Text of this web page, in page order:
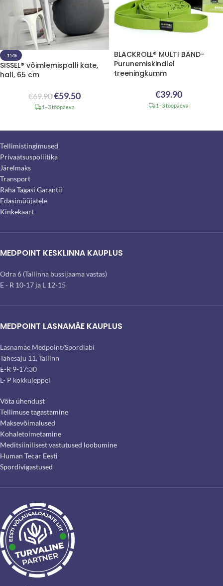
-15%
SISSEL® võimlemispalli kate,
hall, 65 cm
€69.90€59.50
1–3 tööpäeva
BLACKROLL® MULTI BAND-
Purunemiskindlel
treeningkumm
€39.90
1–3 tööpäeva
Tellimistingimused
Privaatsuspoliitika
Järelmaks
Transport
Raha Tagasi Garantii
Edasimüüjatele
Kinkekaart
MEDPOINT KESKLINNA KAUPLUS
Odra 6 (Tallinna bussijaama vastas)
E - R 10-17 ja L 12-15
MEDPOINT LASNAMÄE KAUPLUS
Lasnamäe Medpoint/Spordiabi
Tähesaju 11, Tallinn
E-R 9-17:30
L- P kokkuleppel
Võta ühendust
Tellimuse tagastamine
Maksevõimalused
Kohaletoimetamine
Meditsiinilisest vastutused loobumine
Human Tecar Eesti
Spordivigastused